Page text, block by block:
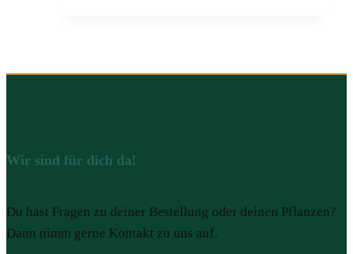
Wir sind für dich da!
Du hast Fragen zu deiner Bestellung oder deinen Pflanzen?
Dann nimm gerne Kontakt zu uns auf.